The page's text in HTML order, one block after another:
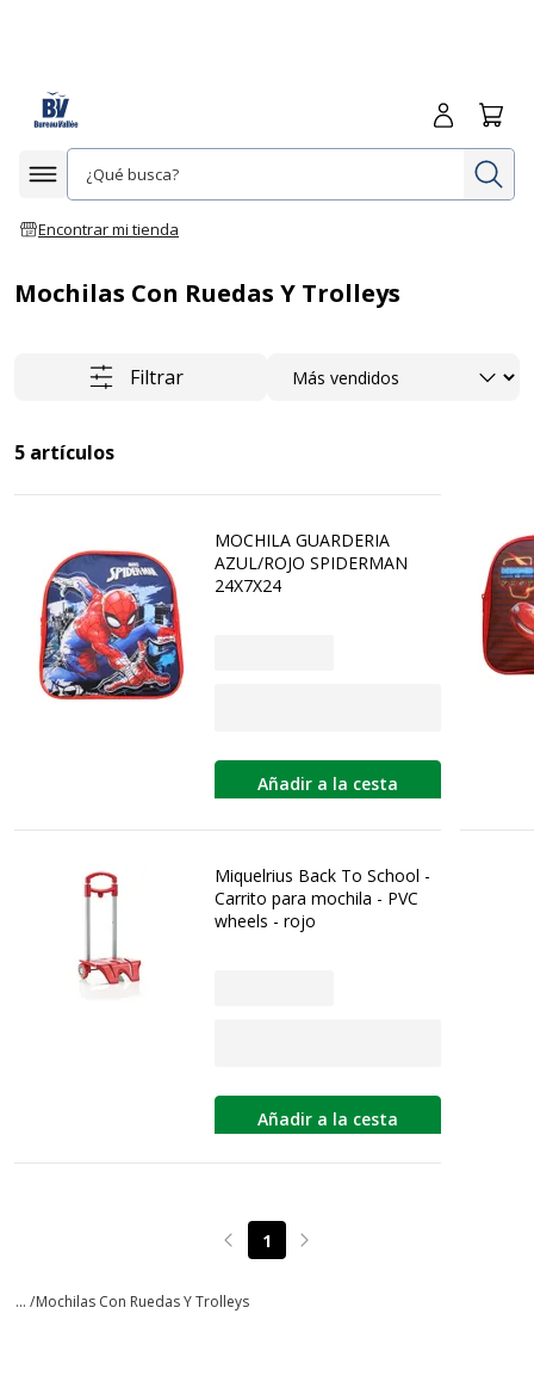
Afficher la navigation
Encontrar mi tienda
Iniciar
Mochilas Con Ruedas Y Trolleys
Filtrar Ordenar
5 artículos
MOCHILA GUARDERIA
AZUL/ROJO SPIDERMAN
24X7X24
Añadir a la cesta
Miquelrius Back To School -
Carrito para mochila - PVC
wheels - rojo
Añadir a la cesta
Page précédente
1 Page suivante
... /Mochilas Con Ruedas Y Trolleys